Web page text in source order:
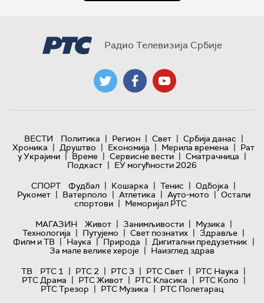
Радио Телевизија Србије
ВЕСТИ Политика | Регион | Свет | Србија данас |
Хроника | Друштво | Економија | Мерила времена | Рат
у Украјини | Време | Сервисне вести | Сматрачница |
Подкаст | ЕУ могућности 2026
СПОРТ
Фудбал | Кошарка | Тенис | Одбојка |
Рукомет | Ватерполо | Атлетика | Ауто-мото | Остали
спортови | Меморијал РТС
МАГАЗИН
Живот | Занимљивости | Музика |
Технологијa | Путујемо | Свет познатих | Здравље |
Филм и ТВ | Наука | Природа | Дигитални предузетник |
За мале велике хероје | Наизглед здрав
ТВ
РТС 1 | РТС 2 | РТС 3 | РТС Свет | РТС Наука |
РТС Драма | РТС Живот | РТС Класика | РТС Коло |
РТС Трезор | РТС Музика | РТС Полетарац